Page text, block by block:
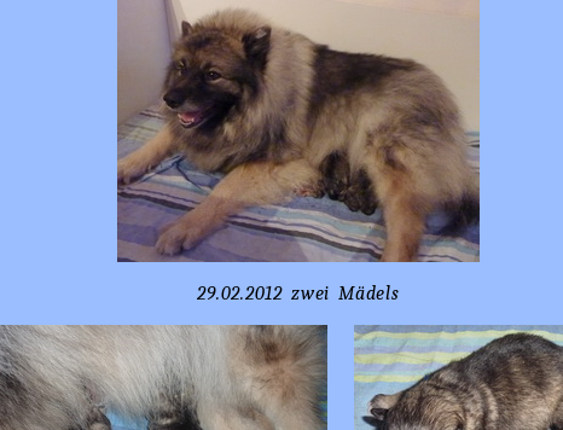
29.02.2012 zwei Mädels